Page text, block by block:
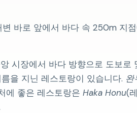
변 바로 앞에서 바다 속 250m 지
시장에서 바다 방향으로 도보로
을 지닌 레스토랑이 있습니다. 완
에 좋은 레스토랑은 Haka Honu(